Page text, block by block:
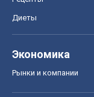
Диеты
Экономика
Рынки и компании